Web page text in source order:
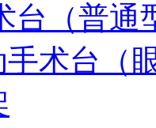
台（普通
术台（